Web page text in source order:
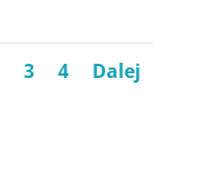
3 4 Dalej